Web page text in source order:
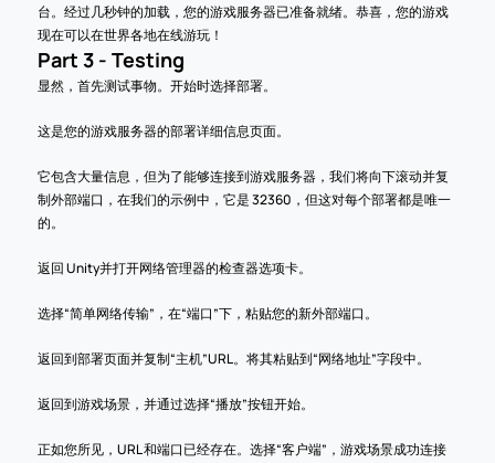
台。经过几秒钟的加载，您的游戏服务器已准备就绪。恭喜，您的游戏
现在可以在世界各地在线游玩！
Part 3 - Testing
显然，首先测试事物。开始时选择部署。
这是您的游戏服务器的部署详细信息页面。
它包含大量信息，但为了能够连接到游戏服务器，我们将向下滚动并复
制外部端口，在我们的示例中，它是 32360，但这对每个部署都是唯一
的。
返回 Unity并打开网络管理器的检查器选项卡。
选择“简单网络传输”，在“端口”下，粘贴您的新外部端口。
返回到部署页面并复制“主机”URL。将其粘贴到“网络地址”字段中。
返回到游戏场景，并通过选择“播放”按钮开始。
正如您所见，URL 和端口已经存在。选择“客户端”，游戏场景成功连接